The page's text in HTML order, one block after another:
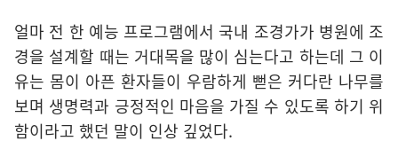
얼마 전 한 예능 프로그램에서 국내 조경가가 병원에 조
경을 설계할 때는 거대목을 많이 심는다고 하는데 그 이
유는 몸이 아픈 환자들이 우람하게 뻗은 커다란 나무를
보며 생명력과 긍정적인 마음을 가질 수 있도록 하기 위
함이라고 했던 말이 인상 깊었다.